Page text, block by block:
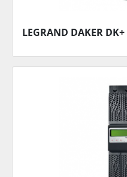
LEGRAND DAKER DK+